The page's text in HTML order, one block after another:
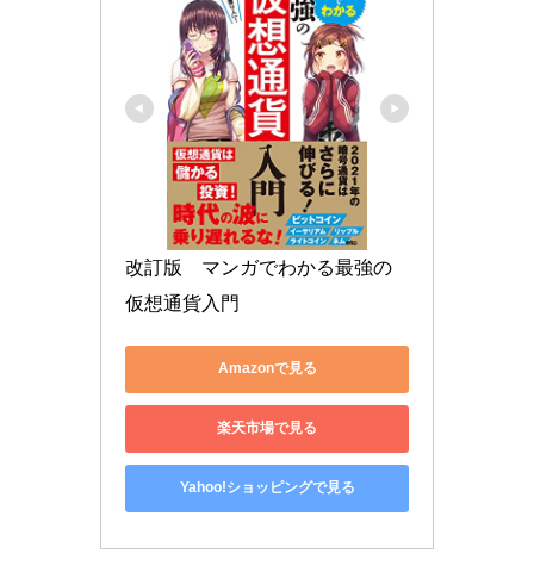
改訂版　マンガでわかる最強の
仮想通貨入門
Amazonで見る
楽天市場で見る
Yahoo!ショッピングで見る